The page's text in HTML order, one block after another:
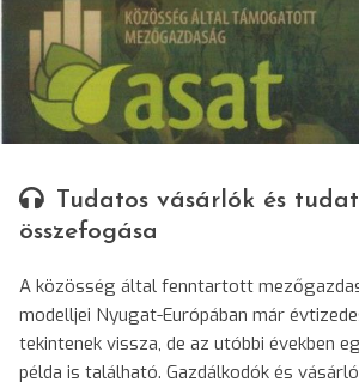
Tudatos vásárlók és
összefogása
A közösség által fenntartott
modelljei Nyugat-Európában már
tekintenek vissza, de az utóbbi években
példa is található. Gazdálkodók és